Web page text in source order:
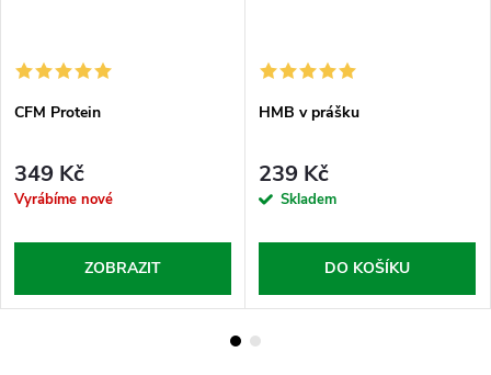
CFM Protein
349 Kč
Vyrábíme nové
ZOBRAZIT
HMB v prášku
239 Kč
Skladem
DO KOŠÍKU